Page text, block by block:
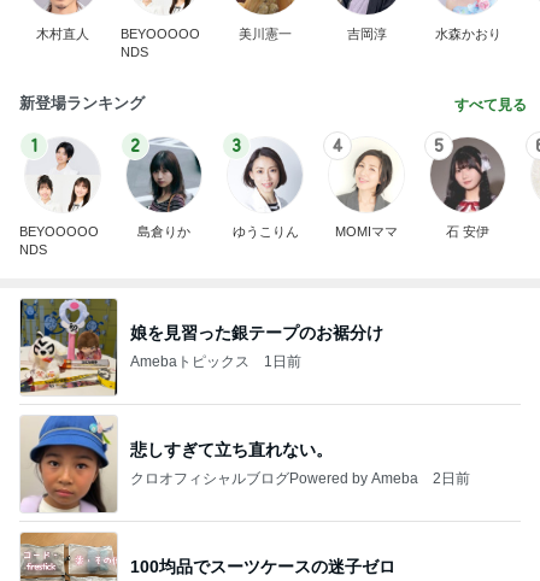
木村直人
BEYOOOOO
NDS
美川憲一 吉岡淳 水森かおり
新登場ランキング すべて見る
1
BEYOOOOO
NDS
2
島倉りか
3
ゆうこりん
4
MOMIママ
5
石 安伊
娘を見習った銀テープのお裾分け
Amebaトピックス 1日前
悲しすぎて立ち直れない。
クロオフィシャルブログPowered by Ameba 2日前
100均品でスーツケースの迷子ゼロ